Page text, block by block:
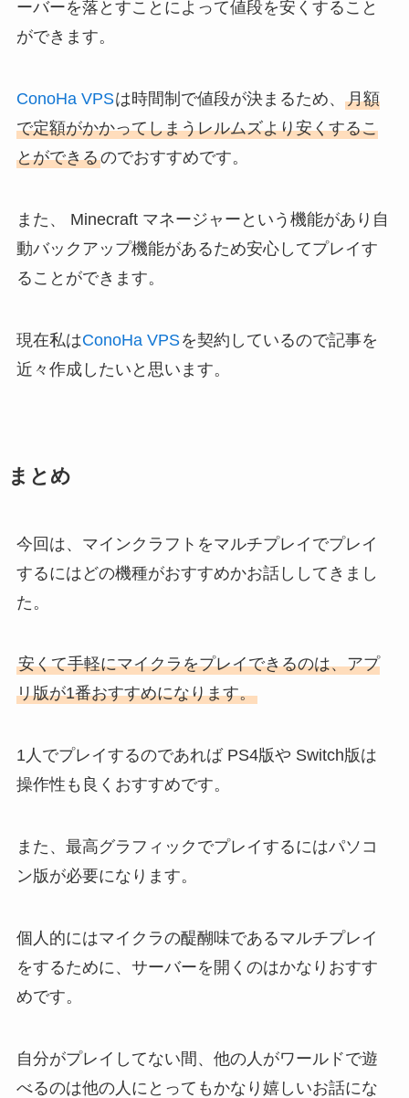
ーバーを落とすことによって値段を安くすること
ができます。
ConoHa VPSは時間制で値段が決まるため、 月額
で定額がかかってしまうレルムズより安くするこ
とができるのでおすすめです。
また、 Minecraft マネージャーという機能があり自
動バックアップ機能があるため安心してプレイす
ることができます。
現在私はConoHa VPSを契約しているので記事を
近々作成したいと思います。
まとめ
今回は、マインクラフトをマルチプレイでプレイ
するにはどの機種がおすすめかお話ししてきまし
た。
安くて手軽にマイクラをプレイできるのは、アプ
リ版が1番おすすめになります。
1人でプレイするのであれば PS4版や Switch版は
操作性も良くおすすめです。
また、最高グラフィックでプレイするにはパソコ
ン版が必要になります。
個人的にはマイクラの醍醐味であるマルチプレイ
をするために、サーバーを開くのはかなりおすす
めです。
自分がプレイしてない間、他の人がワールドで遊
べるのは他の人にとってもかなり嬉しいお話にな